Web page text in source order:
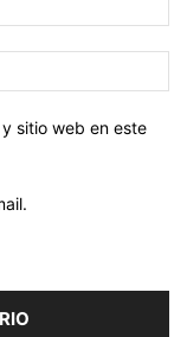
sitio web en este